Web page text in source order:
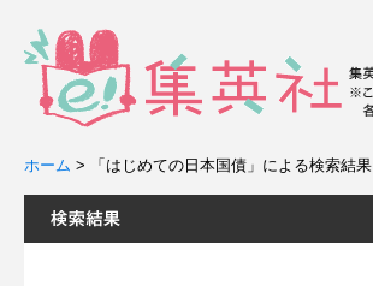
ホーム > 「はじめての日本国債」による検索結果